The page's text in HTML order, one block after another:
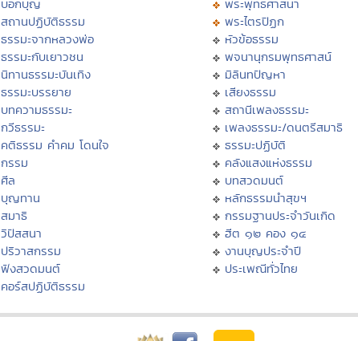
บอกบุญ
สถานปฏิบัติธรรม
ธรรมะจากหลวงพ่อ
ธรรมะกับเยาวชน
นิทานธรรมะบันเทิง
ธรรมะบรรยาย
บทความธรรมะ
กวีธรรมะ
คติธรรม คำคม โดนใจ
กรรม
ศีล
บุญทาน
สมาธิ
วิปัสสนา
ปริวาสกรรม
ฟังสวดมนต์
คอร์สปฏิบัติธรรม
พระพุทธศาสนา
พระไตรปิฏก
หัวข้อธรรม
พจนานุกรมพุทธศาสน์
มิลินทปัญหา
เสียงธรรม
สถานีเพลงธรรมะ
เพลงธรรมะ/ดนตรีสมาธิ
ธรรมะปฏิบัติ
คลังแสงแห่งธรรม
บทสวดมนต์
หลักธรรมนำสุขฯ
กรรมฐานประจำวันเกิด
ฮีต ๑๒ คอง ๑๔
งานบุญประจำปี
ประเพณีทั่วไทย